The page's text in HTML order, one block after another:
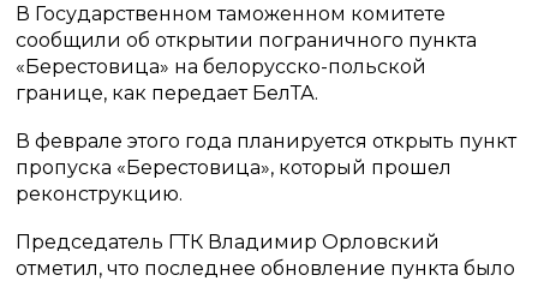
В Государственном таможенном комитете
сообщили об открытии пограничного пункта
«Берестовица» на белорусско-польской
границе, как передает БелТА.
В феврале этого года планируется открыть пункт
пропуска «Берестовица», который прошел
реконструкцию.
Председатель ГТК Владимир Орловский
отметил, что последнее обновление пункта было